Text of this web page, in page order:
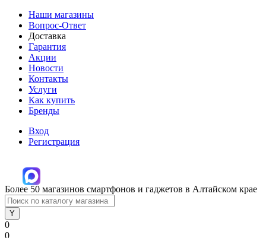
Наши магазины
Вопрос-Ответ
Доставка
Гарантия
Акции
Новости
Контакты
Услуги
Как купить
Бренды
Вход
Регистрация
Более 50 магазинов смартфонов и гаджетов в Алтайском крае
0
0